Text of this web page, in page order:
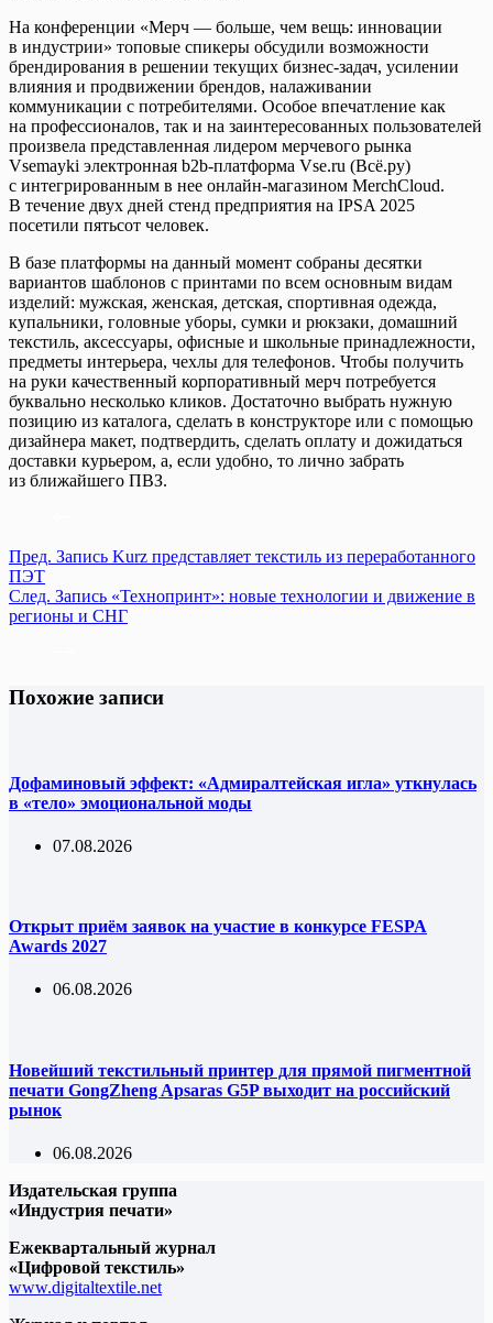
На конференции «Мерч — больше, чем вещь: инновации
в индустрии» топовые спикеры обсудили возможности
брендирования в решении текущих бизнес-задач, усилении
влияния и продвижении брендов, налаживании
коммуникации с потребителями. Особое впечатление как
на профессионалов, так и на заинтересованных пользователей
произвела представленная лидером мерчевого рынка
Vsemayki электронная b2b-платформа Vse.ru (Всё.ру)
с интегрированным в нее онлайн-магазином MerchCloud.
В течение двух дней стенд предприятия на IPSA 2025
посетили пятьсот человек.
В базе платформы на данный момент собраны десятки
вариантов шаблонов с принтами по всем основным видам
изделий: мужская, женская, детская, спортивная одежда,
купальники, головные уборы, сумки и рюкзаки, домашний
текстиль, аксессуары, офисные и школьные принадлежности,
предметы интерьера, чехлы для телефонов. Чтобы получить
на руки качественный корпоративный мерч потребуется
буквально несколько кликов. Достаточно выбрать нужную
позицию из каталога, сделать в конструкторе или с помощью
дизайнера макет, подтвердить, сделать оплату и дожидаться
доставки курьером, а, если удобно, то лично забрать
из ближайшего ПВЗ.
Пред. Запись Kurz представляет текстиль из переработанного
ПЭТ
След. Запись «Технопринт»: новые технологии и движение в
регионы и СНГ
Похожие записи
Дофаминовый эффект: «Адмиралтейская игла» уткнулась
в «тело» эмоциональной моды
07.08.2026
Открыт приём заявок на участие в конкурсе FESPA
Awards 2027
06.08.2026
Новейший текстильный принтер для прямой пигментной
печати GongZheng Apsaras G5P выходит на российский
рынок
06.08.2026
Издательская группа
«Индустрия печати»
Ежеквартальный журнал
«Цифровой текстиль»
www.digitaltextile.net